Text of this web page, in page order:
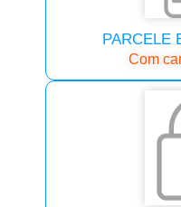
PARCELE
Com